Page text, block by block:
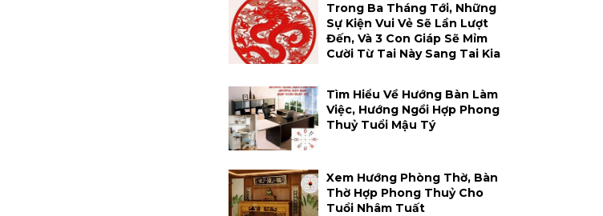
Trong Ba Tháng Tới, Những
Sự Kiện Vui Vẻ Sẽ Lần Lượt
Đến, Và 3 Con Giáp Sẽ Mỉm
Cười Từ Tai Này Sang Tai Kia
Tìm Hiểu Về Hướng Bàn Làm
Việc, Hướng Ngồi Hợp Phong
Thuỷ Tuổi Mậu Tý
Xem Hướng Phòng Thờ, Bàn
Thờ Hợp Phong Thuỷ Cho
Tuổi Nhâm Tuất